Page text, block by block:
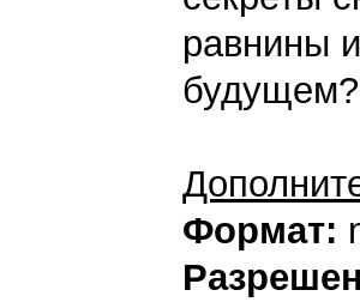
равнины
будущем?
Формат: